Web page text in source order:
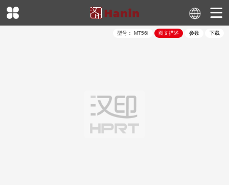
型号： MT56i 图文描述 参数 下载